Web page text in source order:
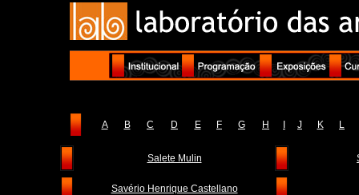
A B C D E F G H J K L
Salete Mulin
Savério Henrique Castellano